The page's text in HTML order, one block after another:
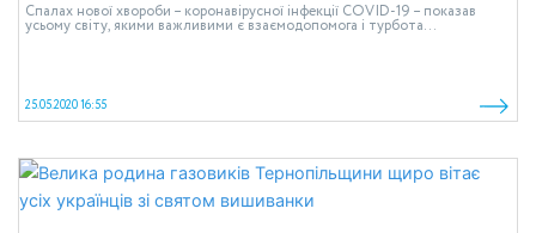
Спалах нової хвороби – коронавірусної інфекції COVID-19 – показав
усьому світу, якими важливими є взаємодопомога і турбота...
25.05.2020 16:55